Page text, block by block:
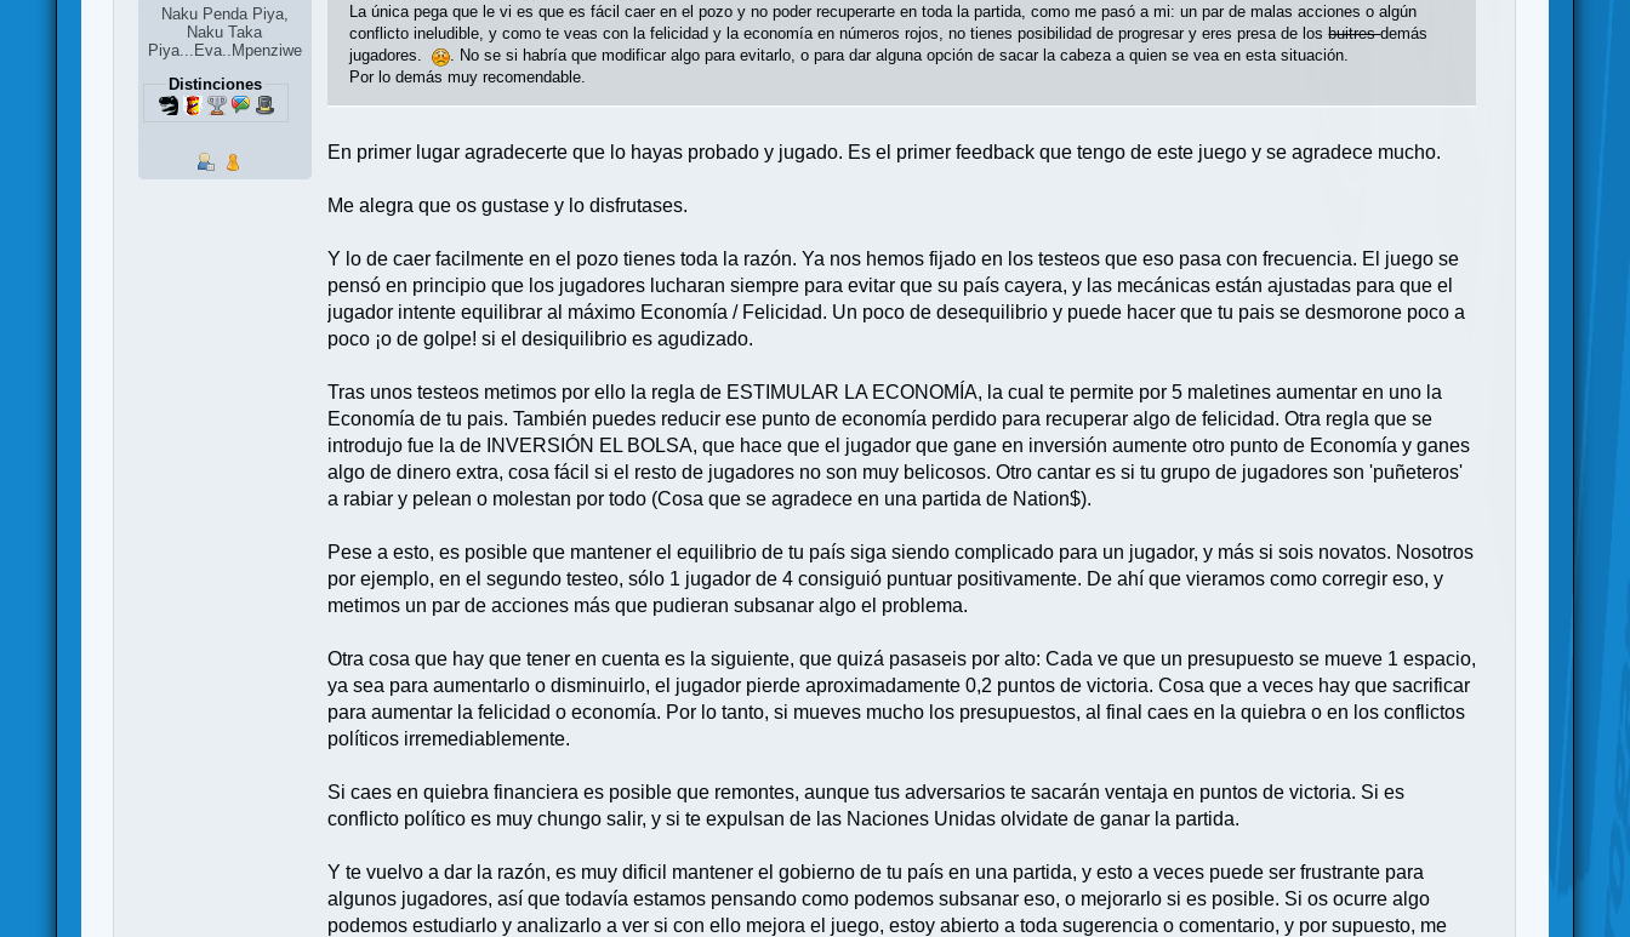
Naku Penda Piya,
Naku Taka
Piya...Eva..Mpenziwe
Distinciones
La única pega que le vi es que es fácil caer en el pozo y no poder recuperarte en toda la partida, como me pasó a mi: un par de malas acciones o algún
conflicto ineludible, y como te veas con la felicidad y la economía en números rojos, no tienes posibilidad de progresar y eres presa de losbuitresdemás
jugadores.
. No se si habría que modificar algo para evitarlo, o para dar alguna opción de sacar la cabeza a quien se vea en esta situación.
Por lo demás muy recomendable.
En primer lugar agradecerte que lo hayas probado y jugado. Es el primer feedback que tengo de este juego y se agradece mucho.
Me alegra que os gustase y lo disfrutases.
Y lo de caer facilmente en el pozo tienes toda la razón. Ya nos hemos fijado en los testeos que eso pasa con frecuencia. El juego se
pensó en principio que los jugadores lucharan siempre para evitar que su país cayera, y las mecánicas están ajustadas para que el
jugador intente equilibrar al máximo Economía / Felicidad. Un poco de desequilibrio y puede hacer que tu pais se desmorone poco a
poco ¡o de golpe! si el desiquilibrio es agudizado.
Tras unos testeos metimos por ello la regla de ESTIMULAR LA ECONOMÍA, la cual te permite por 5 maletines aumentar en uno la
Economía de tu pais. También puedes reducir ese punto de economía perdido para recuperar algo de felicidad. Otra regla que se
introdujo fue la de INVERSIÓN EL BOLSA, que hace que el jugador que gane en inversión aumente otro punto de Economía y ganes
algo de dinero extra, cosa fácil si el resto de jugadores no son muy belicosos. Otro cantar es si tu grupo de jugadores son 'puñeteros'
a rabiar y pelean o molestan por todo (Cosa que se agradece en una partida de Nation$).
Pese a esto, es posible que mantener el equilibrio de tu país siga siendo complicado para un jugador, y más si sois novatos. Nosotros
por ejemplo, en el segundo testeo, sólo 1 jugador de 4 consiguió puntuar positivamente. De ahí que vieramos como corregir eso, y
metimos un par de acciones más que pudieran subsanar algo el problema.
Otra cosa que hay que tener en cuenta es la siguiente, que quizá pasaseis por alto: Cada ve que un presupuesto se mueve 1 espacio,
ya sea para aumentarlo o disminuirlo, el jugador pierde aproximadamente 0,2 puntos de victoria. Cosa que a veces hay que sacrificar
para aumentar la felicidad o economía. Por lo tanto, si mueves mucho los presupuestos, al final caes en la quiebra o en los conflictos
políticos irremediablemente.
Si caes en quiebra financiera es posible que remontes, aunque tus adversarios te sacarán ventaja en puntos de victoria. Si es
conflicto político es muy chungo salir, y si te expulsan de las Naciones Unidas olvidate de ganar la partida.
Y te vuelvo a dar la razón, es muy dificil mantener el gobierno de tu país en una partida, y esto a veces puede ser frustrante para
algunos jugadores, así que todavía estamos pensando como podemos subsanar eso, o mejorarlo si es posible. Si os ocurre algo
podemos estudiarlo y analizarlo a ver si con ello mejora el juego, estoy abierto a toda sugerencia o comentario, y por supuesto, me